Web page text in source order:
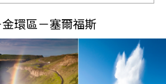
環區－塞爾福斯